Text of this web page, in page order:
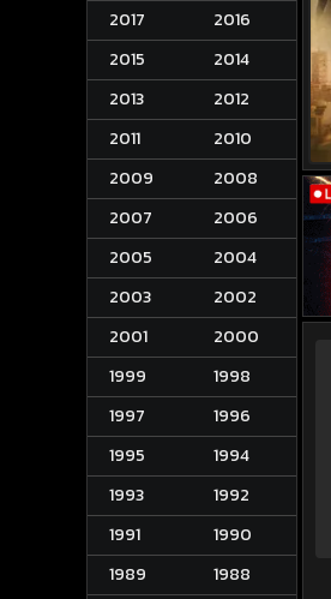
2017
2016
2015
2014
2013
2012
2011
2010
2009
2008
2007
2006
2005
2004
2003
2002
2001
2000
1999
1998
1997
1996
1995
1994
1993
1992
1991
1990
1989
1988